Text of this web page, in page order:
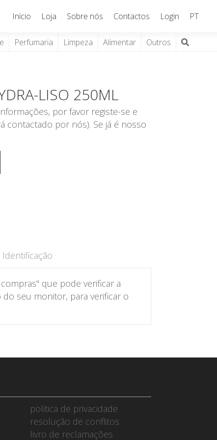
Início Loja Sobre nós Contactos Login PT
Perfumaria Limpeza Alimentar Outros
LISO 250ML
por favor registe-se e
contactado por nós). Se já é nosso
Identificação
que pode verificar a
seu monitor, para verificar o
politica de privacidade
resolução de conflitos
livro de reclamações